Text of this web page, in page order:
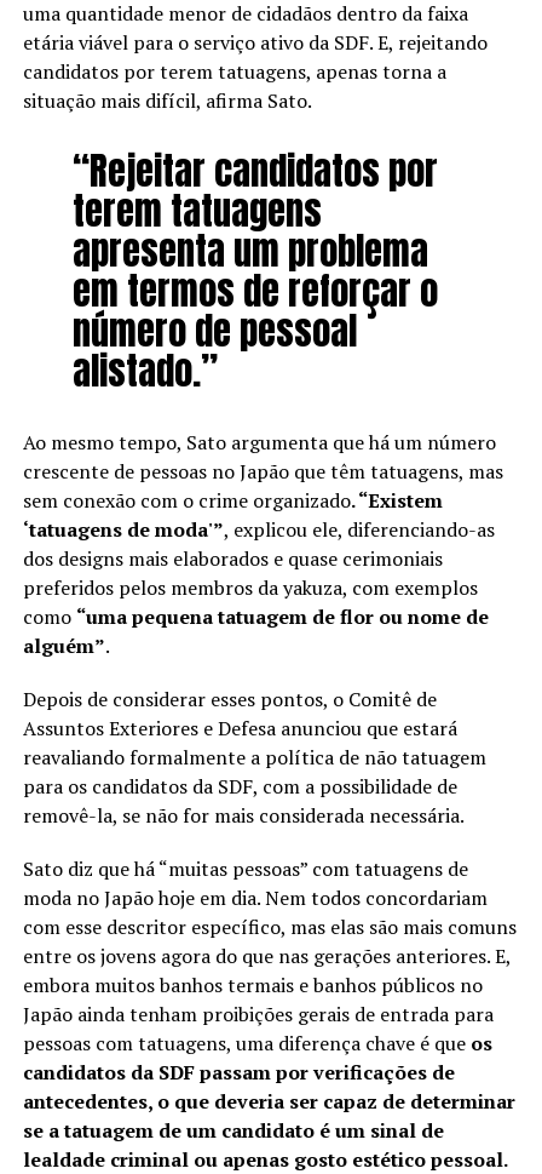
uma quantidade menor de cidadãos dentro da faixa
etária viável para o serviço ativo da SDF. E, rejeitando
candidatos por terem tatuagens, apenas torna a
situação mais difícil, afirma Sato.
“Rejeitar candidatos por
terem tatuagens
apresenta um problema
em termos de reforçar o
número de pessoal
alistado.”
Ao mesmo tempo, Sato argumenta que há um número
crescente de pessoas no Japão que têm tatuagens, mas
sem conexão com o crime organizado. “Existem
‘tatuagens de moda'”, explicou ele, diferenciando-as
dos designs mais elaborados e quase cerimoniais
preferidos pelos membros da yakuza, com exemplos
como “uma pequena tatuagem de flor ou nome de
alguém”.
Depois de considerar esses pontos, o Comitê de
Assuntos Exteriores e Defesa anunciou que estará
reavaliando formalmente a política de não tatuagem
para os candidatos da SDF, com a possibilidade de
removê-la, se não for mais considerada necessária.
Sato diz que há “muitas pessoas” com tatuagens de
moda no Japão hoje em dia. Nem todos concordariam
com esse descritor específico, mas elas são mais comuns
entre os jovens agora do que nas gerações anteriores. E,
embora muitos banhos termais e banhos públicos no
Japão ainda tenham proibições gerais de entrada para
pessoas com tatuagens, uma diferença chave é que os
candidatos da SDF passam por verificações de
antecedentes, o que deveria ser capaz de determinar
se a tatuagem de um candidato é um sinal de
lealdade criminal ou apenas gosto estético pessoal.